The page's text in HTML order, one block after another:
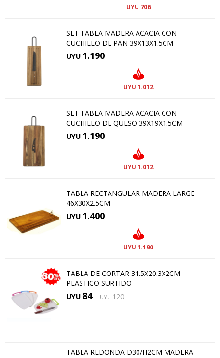
UYU 706
SET TABLA MADERA ACACIA CON
CUCHILLO DE PAN 39X13X1.5CM
UYU 1.190
UYU 1.012
SET TABLA MADERA ACACIA CON
CUCHILLO DE QUESO 39X19X1.5CM
UYU 1.190
UYU 1.012
TABLA RECTANGULAR MADERA LARGE
46X30X2.5CM
UYU 1.400
UYU 1.190
TABLA DE CORTAR 31.5X20.3X2CM
PLASTICO SURTIDO
UYU 84 UYU 120
TABLA REDONDA D30/H2CM MADERA